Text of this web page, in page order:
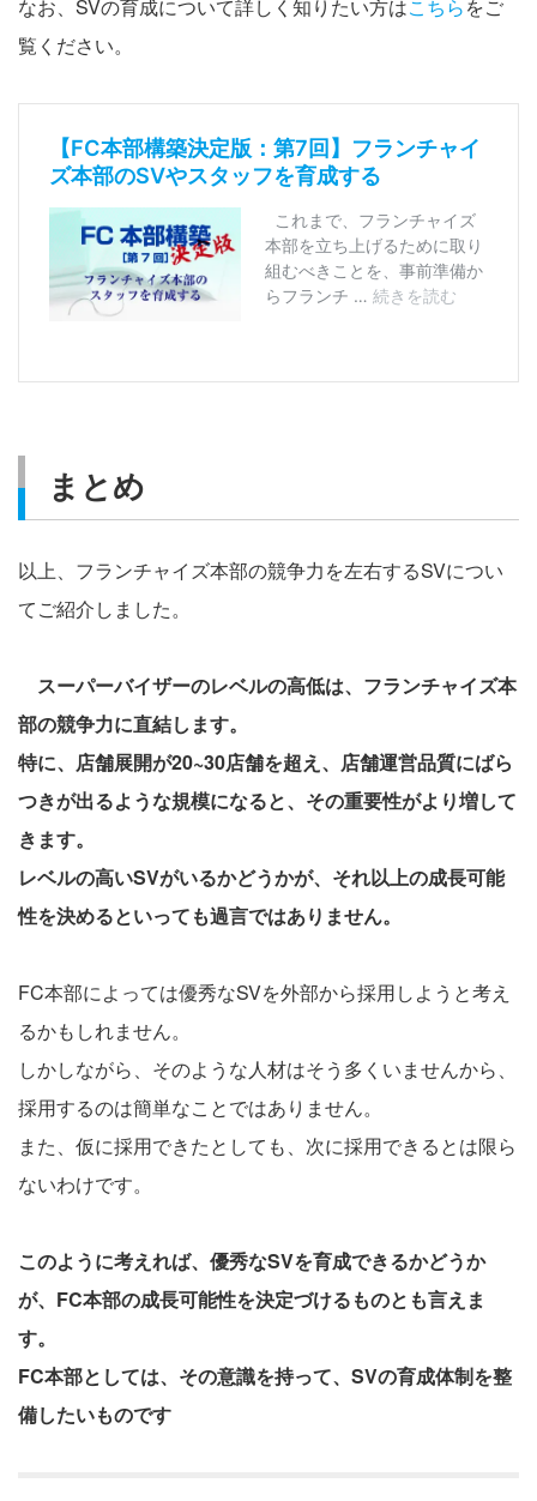
なお、SVの育成について詳しく知りたい方はこちらをご
覧ください。
まとめ
以上、フランチャイズ本部の競争力を左右するSVについ
てご紹介しました。
スーパーバイザーのレベルの高低は、フランチャイズ本
部の競争力に直結します。
特に、店舗展開が20~30店舗を超え、店舗運営品質にばら
つきが出るような規模になると、その重要性がより増して
きます。
レベルの高いSVがいるかどうかが、それ以上の成長可能
性を決めるといっても過言ではありません。
FC本部によっては優秀なSVを外部から採用しようと考え
るかもしれません。
しかしながら、そのような人材はそう多くいませんから、
採用するのは簡単なことではありません。
また、仮に採用できたとしても、次に採用できるとは限ら
ないわけです。
このように考えれば、優秀なSVを育成できるかどうか
が、FC本部の成長可能性を決定づけるものとも言えま
す。
FC本部としては、その意識を持って、SVの育成体制を整
備したいものです